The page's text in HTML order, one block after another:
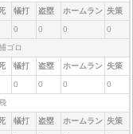
犠打 盗塁 ホームラン 失策
0 0 0 0
ゴロ
犠打 盗塁 ホームラン 失策
0 0 0 0
犠打 盗塁 ホームラン 失策